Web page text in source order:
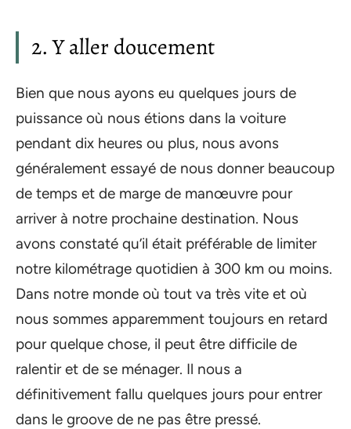
2. Y aller doucement
Bien que nous ayons eu quelques jours de
puissance où nous étions dans la voiture
pendant dix heures ou plus, nous avons
généralement essayé de nous donner beaucoup
de temps et de marge de manœuvre pour
arriver à notre prochaine destination. Nous
avons constaté qu’il était préférable de limiter
notre kilométrage quotidien à 300 km ou moins.
Dans notre monde où tout va très vite et où
nous sommes apparemment toujours en retard
pour quelque chose, il peut être difficile de
ralentir et de se ménager. Il nous a
définitivement fallu quelques jours pour entrer
dans le groove de ne pas être pressé.